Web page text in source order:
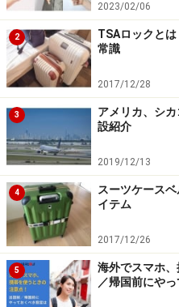
地元の人しか知らない名店と
バルセロナでは近年のエコ
観光客の増加もあって、市
ています。中世の建物が並
ひしめいた「ゴシック地
たり、「ムンジュイックの
り、ヤシの木が連なる海沿
セロナの繊細な街並みは
そ胸にうったえる何かを持
＆ワイン・タパス 自転車
は、観光後に地元産ワイ
ペインのタパスで思い出
ね。
2023/02/06
2
TSAロックと
常識
2017/12/28
3
アメリカ、シ
設紹介
2019/12/13
4
スーツケース
イテム
2017/12/26
5
海外でスマホ
／帰国前にや